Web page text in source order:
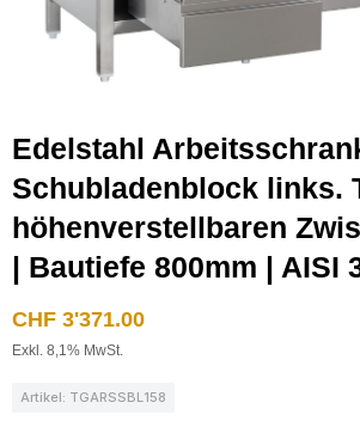
Edelstahl
Schubladenblock links.
höhenverstellbaren
| Bautiefe 800mm | AISI
CHF 3'371.00
Exkl. 8,1% MwSt.
Artikel: TGARSSBL158